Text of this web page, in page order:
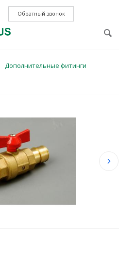
Обратный звонок
Дополнительные фитинги